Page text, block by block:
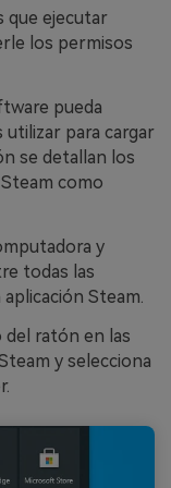
que ejecutar
los permisos
pueda
utilizar para cargar
se detallan los
como
y
todas las
Steam.
del ratón en las
y selecciona